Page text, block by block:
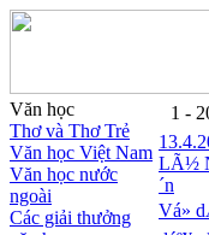
Văn học
Thơ và Thơ Trẻ
Văn học Việt Nam
Văn học nước
ngoài
Các giải thưởng
1 -
LÃ½
´n
Vá»